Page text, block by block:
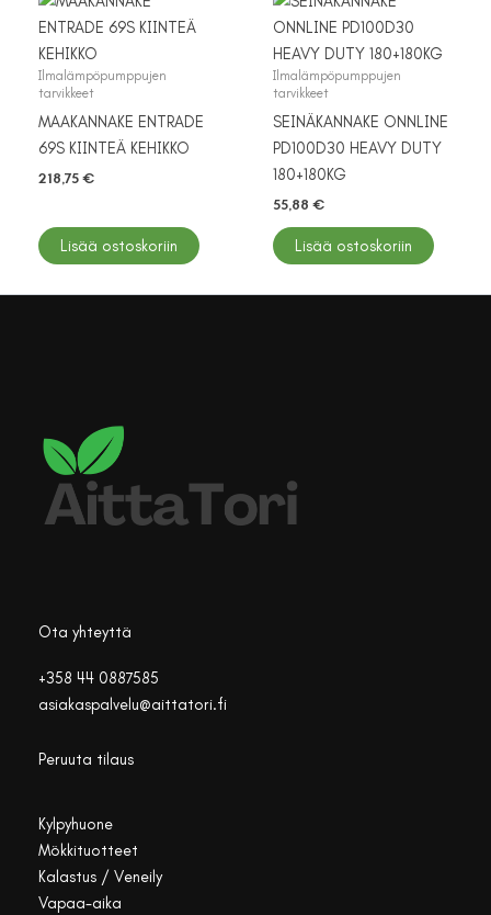
Ilmalämpöpumppujen
tarvikkeet
MAAKANNAKE ENTRADE
69S KIINTEÄ KEHIKKO
218,75 €
Lisää ostoskoriin
Ilmalämpöpumppujen
tarvikkeet
SEINÄKANNAKE ONNLINE
PD100D30 HEAVY DUTY
180+180KG
55,88 €
Lisää ostoskoriin
Ota yhteyttä
+358 44 0887585
asiakaspalvelu@aittatori.fi
Peruuta tilaus
Kylpyhuone
Mökkituotteet
Kalastus / Veneily
Vapaa-aika